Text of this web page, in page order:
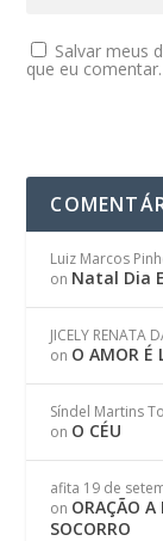
Salvar meus
que eu comentar.
Luiz Marcos
on Natal Dia
JICELY RENATA
on O AMOR É
Síndel Martins
on O CÉU
afita 19 de
on ORAÇÃO A
SOCORRO